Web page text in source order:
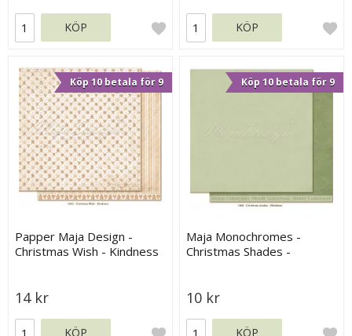
KÖP KÖP
Köp 10 betala för 9
Papper Maja Design -
Christmas Wish - Kindness
14 kr
KÖP
Köp 10 betala för 9
Maja Monochromes -
Christmas Shades -
10 kr
KÖP